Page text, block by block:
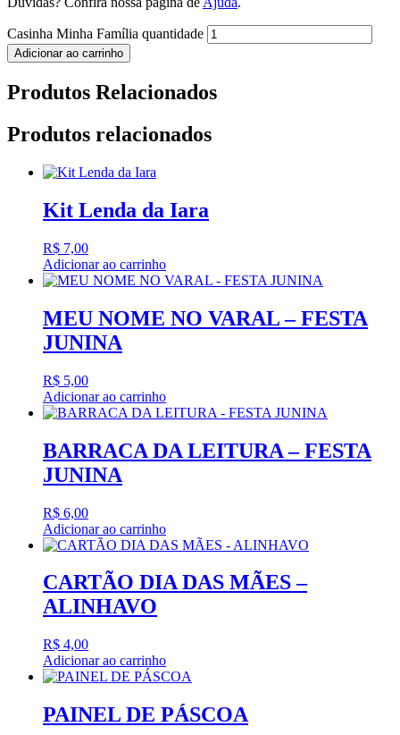
Casinha Minha Família quantidade
Adicionar ao carrinho
Produtos Relacionados
Produtos relacionados
Kit Lenda da Iara
R$ 7,00
Adicionar ao carrinho
MEU NOME NO VARAL – FESTA
JUNINA
R$ 5,00
Adicionar ao carrinho
BARRACA DA LEITURA – FESTA
JUNINA
R$ 6,00
Adicionar ao carrinho
CARTÃO DIA DAS MÃES –
ALINHAVO
R$ 4,00
Adicionar ao carrinho
PAINEL DE PÁSCOA